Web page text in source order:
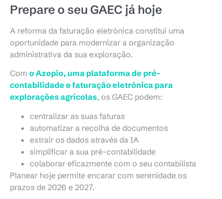
Prepare o seu GAEC já hoje
A reforma da faturação eletrónica constitui uma
oportunidade para modernizar a organização
administrativa da sua exploração.
Com o Azopio, uma plataforma de pré-
contabilidade e faturação eletrónica para
explorações agrícolas, os GAEC podem:
centralizar as suas faturas
automatizar a recolha de documentos
extrair os dados através da IA
simplificar a sua pré-contabilidade
colaborar eficazmente com o seu contabilista
Planear hoje permite encarar com serenidade os
prazos de 2026 e 2027.